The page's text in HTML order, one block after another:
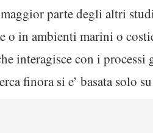
parte degli altri
o in ambienti marini o
interagisce con i
finora si e’ basata solo